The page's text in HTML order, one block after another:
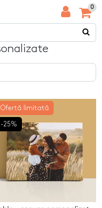
0
Ofertă limitată
-25%